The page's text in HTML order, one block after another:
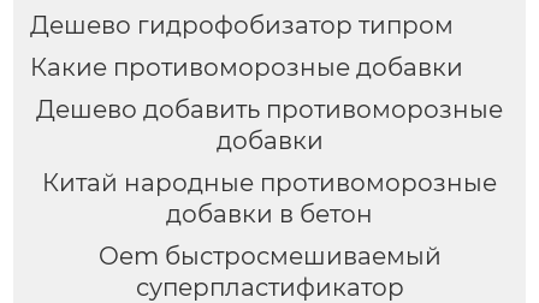
Дешево гидрофобизатор типром
Какие противоморозные добавки
Дешево добавить противоморозные
добавки
Китай народные противоморозные
добавки в бетон
Oem быстросмешиваемый
суперпластификатор